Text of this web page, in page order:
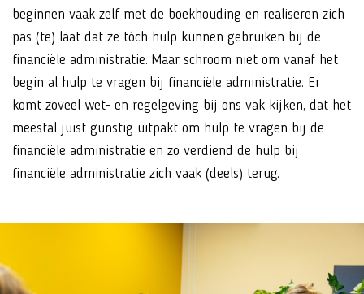
beginnen vaak zelf met de boekhouding en realiseren zich
pas (te) laat dat ze tóch hulp kunnen gebruiken bij de
financiële administratie. Maar schroom niet om vanaf het
begin al hulp te vragen bij financiële administratie. Er
komt zoveel wet- en regelgeving bij ons vak kijken, dat het
meestal juist gunstig uitpakt om hulp te vragen bij de
financiële administratie en zo verdiend de hulp bij
financiële administratie zich vaak (deels) terug.